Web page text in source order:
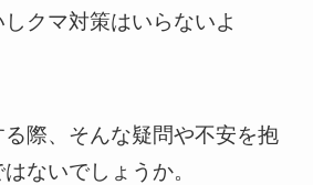
クマ対策はいらないよ
際、そんな疑問や不安を抱
ないでしょうか。